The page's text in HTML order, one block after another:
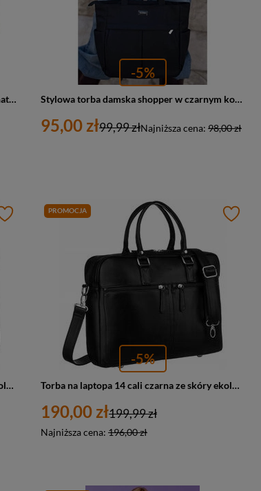
Miejska torba damska wykonana ze skóry naturalnej i włókna poliamidowego w beżowo-czarnym kolorze - Peterson
-5%
Stylowa torba damska shopper w czarnym kolorze A4 - Peterson CTY-14
95,00 zł Najniższa cena: 98,00 zł
99,99 zł
Torba na laptopa czarna 14 cali ze skóry ekologicznej - Peterson LAP-513A-PUD-120
PROMOCJA
-5%
Torba na laptopa 14 cali czarna ze skóry ekologicznej - Peterson LAP-1703-PUD
190,00 zł
Najniższa cena: 196,00 zł
199,99 zł